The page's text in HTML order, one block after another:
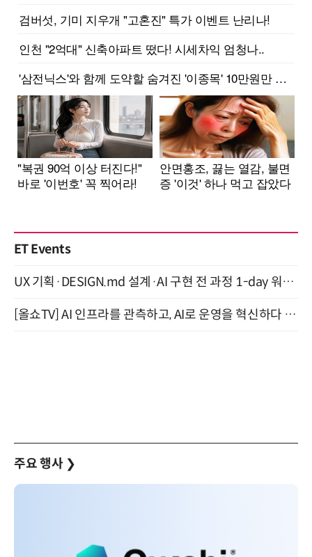
ET Events
UX 기획·DESIGN.md 설계·AI 구현 전 과정 1-day 워크숍 with Claude Code·Codex 9월 15일 개최
[올쇼TV] AI 인프라를 관측하고, AI로 운영을 혁신하다 (8월 11일 생방송)
주요 행사 ❯